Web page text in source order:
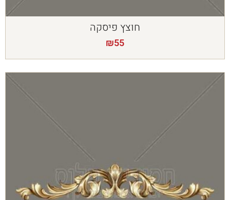
חוצץ פיסקה
₪55